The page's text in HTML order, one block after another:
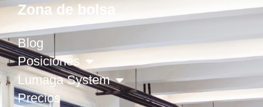
Zona de bolsa
Blog
Posiciones
Lumaga System
Precios